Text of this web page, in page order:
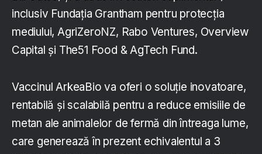
inclusiv Fundația Grantham pentru protecția
mediului, AgriZeroNZ, Rabo Ventures, Overview
Capital și The51 Food & AgTech Fund.
Vaccinul ArkeaBio va oferi o soluție inovatoare,
rentabilă și scalabilă pentru a reduce emisiile de
metan ale animalelor de fermă din întreaga lume,
care generează în prezent echivalentul a 3